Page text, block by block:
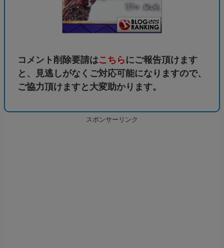
コメント削除要請はこちら にご報告頂けます
と、見逃しがなくご対応可能になりますので、
ご協力頂けますと大変助かります。
スポンサーリンク